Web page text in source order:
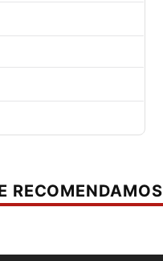
RECOMENDAMOS